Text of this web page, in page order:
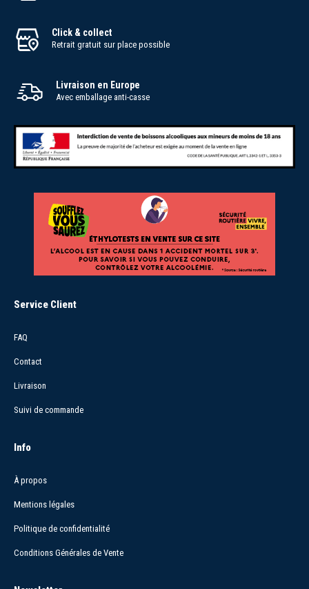
Click & collect
Retrait gratuit sur place possible
Livraison en Europe
Avec emballage anti-casse
Service Client
FAQ
Contact
Livraison
Suivi de commande
Info
À propos
Mentions légales
Politique de confidentialité
Conditions Générales de Vente